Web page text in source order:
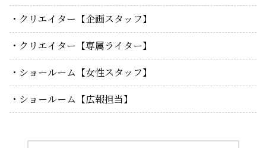
クリエイター【企画スタッフ】
クリエイター【専属ライター】
ショールーム【女性スタッフ】
ショールーム【広報担当】